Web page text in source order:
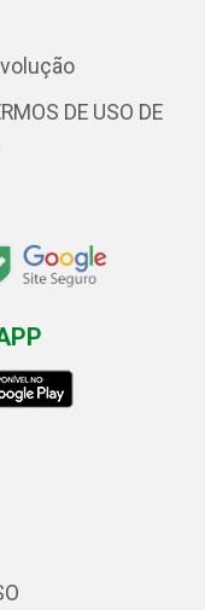
DE USO DE